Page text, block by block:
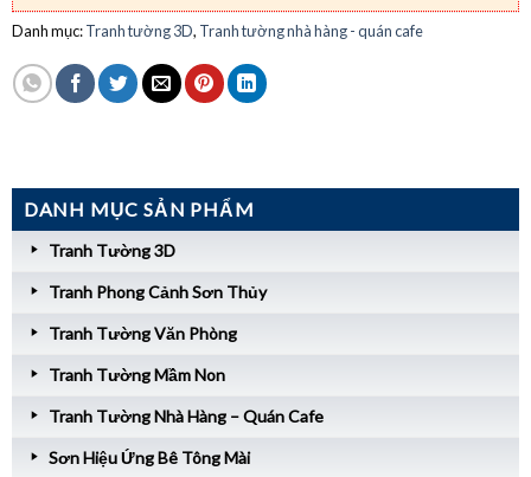
DANH MỤC SẢN PHẨM
Tranh Tường 3D
Tranh Phong Cảnh Sơn Thủy
Tranh Tường Văn Phòng
Tranh Tường Mầm Non
Tranh Tường Nhà Hàng – Quán Cafe
Sơn Hiệu Ứng Bê Tông Mài
Danh mục:Tranh tường 3D, Tranh tường nhà hàng - quán cafe